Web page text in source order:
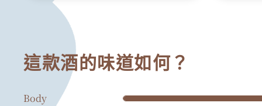
這款酒的味道如何？
Body